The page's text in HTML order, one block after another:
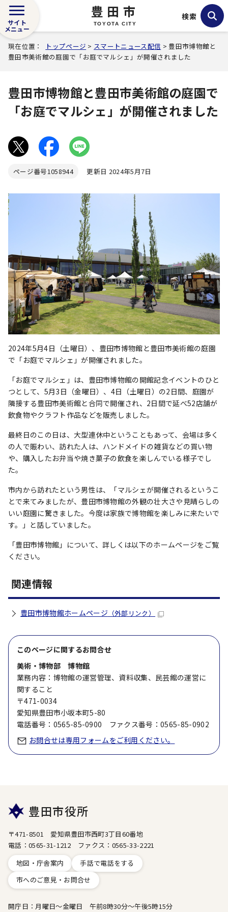
豊田市
TOYOTA CITY
サイト
メニュー
検索
現在位置： トップページ > スマートニュース配信 > 豊田市博物館と
豊田市美術館の庭園で「お庭でマルシェ」が開催されました
豊田市博物館と豊田市美術館の庭園で
「お庭でマルシェ」が開催されました
ページ番号1058944 更新日 2024年5月7日
2024年5月4日（土曜日）、豊田市博物館と豊田市美術館の庭園
で「お庭でマルシェ」が開催されました。
「お庭でマルシェ」は、豊田市博物館の開館記念イベントのひと
つとして、5月3日（金曜日）、4日（土曜日）の2日間、庭園が
隣接する豊田市美術館と合同で開催され、2日間で延べ52店舗が
飲食物やクラフト作品などを販売しました。
最終日のこの日は、大型連休中ということもあって、会場は多く
の人で賑わい、訪れた人は、ハンドメイドの雑貨などの買い物
や、購入したお弁当や焼き菓子の飲食を楽しんでいる様子でし
た。
市内から訪れたという男性は、「マルシェが開催されるというこ
とで来てみましたが、豊田市博物館の外観の壮大さや見晴らしの
いい庭園に驚きました。今度は家族で博物館を楽しみに来たいで
す。」と話していました。
「豊田市博物館」について、詳しくは以下のホームページをご覧
ください。
関連情報
豊田市博物館ホームページ （外部リンク）
このページに関するお問合せ
美術・博物部 博物館
業務内容：博物館の運営管理、資料収集、民芸館の運営に
関すること
〒471-0034
愛知県豊田市小坂本町5-80
電話番号：0565-85-0900 ファクス番号：0565-85-0902
お問合せは専用フォームをご利用ください。
豊田市役所
〒471-8501 愛知県豊田市西町3丁目60番地
電話：0565-31-1212 ファクス：0565-33-2221
地図・庁舎案内
手話で電話をする
市へのご意見・お問合せ
開庁日：月曜日～金曜日 午前8時30分～午後5時15分